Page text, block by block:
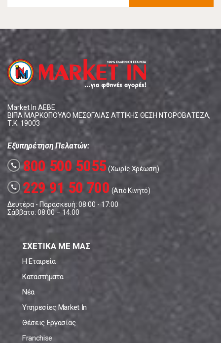
Market In ΑΕΒΕ
ΒΙΠΑ ΜΑΡΚΟΠΟΥΛΟ ΜΕΣΟΓΑΙΑΣ ΑΤΤΙΚΗΣ ΘΕΣΗ ΝΤΟΡΟΒΑΤΕΖΑ,
Τ.Κ. 19003
Εξυπηρέτηση Πελατών:
call 800 500 5055(Χωρίς Χρέωση)
call 229 91 50 700 (Από Κινητό)
Δευτέρα - Παρασκευή: 08:00 - 17:00
Σάββατο: 08:00 – 14:00
ΣΧΕΤΙΚΑ ΜΕ ΜΑΣ
Η Εταιρεία
Καταστήματα
Νέα
Υπηρεσίες Market In
Θέσεις Εργασίας
Franchise